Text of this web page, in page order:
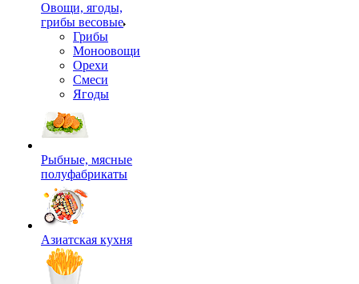
Овощи, ягоды,
грибы весовые
Грибы
Моноовощи
Орехи
Смеси
Ягоды
Рыбные, мясные
полуфабрикаты
Азиатская кухня